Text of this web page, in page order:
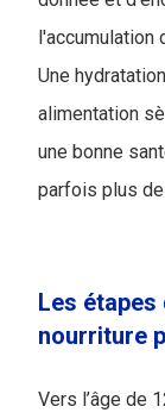
l'accumulation
Une
alimentation
une bonne
parfois plus
Les
nourriture
Vers l’âge de